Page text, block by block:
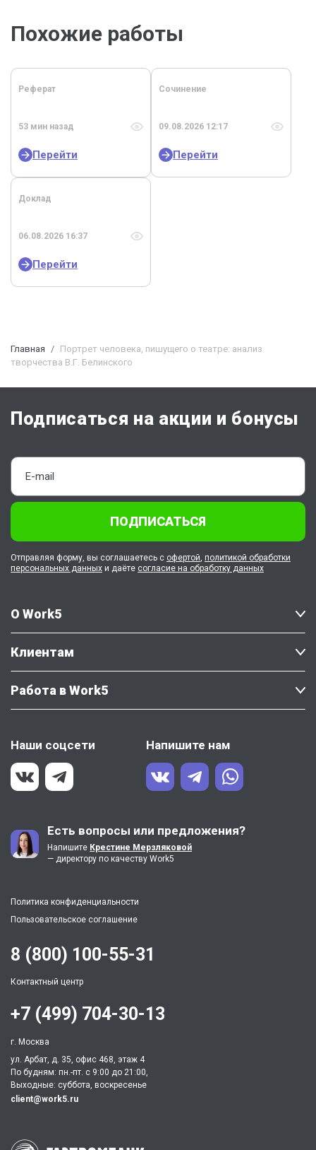
Похожие работы
Реферат
53 мин назад
Перейти
Сочинение
09.08.2026 12:17
Перейти
Доклад
06.08.2026 16:37
Перейти
Главная
Портрет человека, пишущего о театре: анализ
творчества В.Г. Белинского
О Work5
Клиентам
Работа в Work5
Наши соцсети Напишите нам
Есть вопросы или предложения?
Напишите Крестине Мерзляковой
— директору по качеству Work5
Политика конфиденциальности
Пользовательское соглашение
Подписаться на акции и бонусы
ПОДПИСАТЬСЯ
Отправляя форму, вы соглашаетесь с офертой, политикой обработки
персональных данных и даёте согласие на обработку данных
8 (800) 100-55-31
Контактный центр
+7 (499) 704-30-13
г. Москва
ул. Арбат, д. 35, офис 468, этаж 4
По будням: пн.-пт. c 9:00 до 21:00,
Выходные: суббота, воскресенье
client@work5.ru